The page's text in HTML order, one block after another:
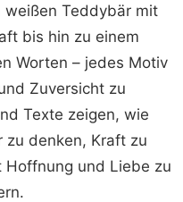
weißen Teddybär mit
bis hin zu einem
Worten – jedes Motiv
Zuversicht zu
Texte zeigen, wie
denken, Kraft zu
und Liebe zu